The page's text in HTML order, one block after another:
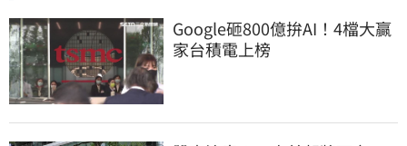
Google砸800億拚AI！4檔大贏
家台積電上榜